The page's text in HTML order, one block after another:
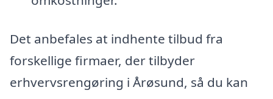
Det anbefales at indhente tilbud fra
forskellige firmaer, der tilbyder
erhvervsrengøring i Årøsund, så du kan